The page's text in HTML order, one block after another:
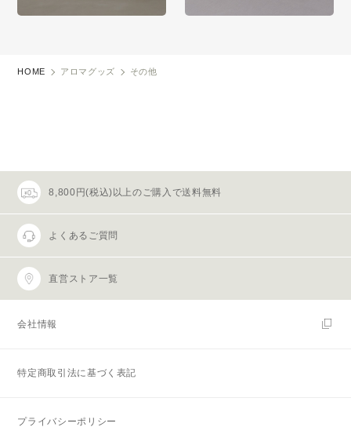
HOME アロマグッズ その他
8,800円(税込)以上のご購入で送料無料
よくあるご質問
直営ストア一覧
会社情報
特定商取引法に基づく表記
プライバシーポリシー